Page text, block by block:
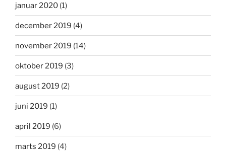
januar 2020 (1)
december 2019 (4)
november 2019 (14)
oktober 2019 (3)
august 2019 (2)
juni 2019 (1)
april 2019 (6)
marts 2019 (4)